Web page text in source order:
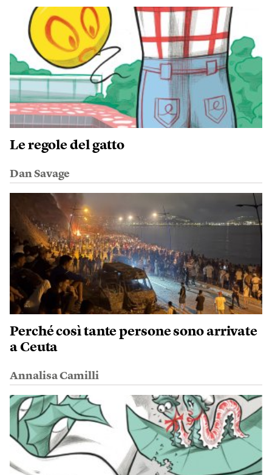
Le regole del gatto
Dan Savage
Perché così tante persone sono arrivate
a Ceuta
Annalisa Camilli